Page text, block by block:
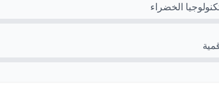
الخضراء